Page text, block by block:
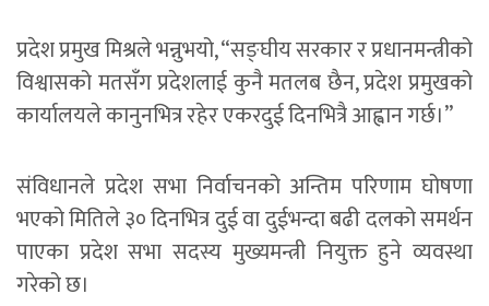
प्रदेश प्रमुख मिश्रले भन्नुभयो, “सङ्घीय सरकार र प्रधानमन्त्रीको
विश्वासको मतसँग प्रदेशलाई कुनै मतलब छैन, प्रदेश प्रमुखको
कार्यालयले कानुनभित्र रहेर एकरदुई दिनभित्रै आह्वान गर्छ।’’
संविधानले प्रदेश सभा निर्वाचनको अन्तिम परिणाम घोषणा
भएको मितिले ३० दिनभित्र दुई वा दुईभन्दा बढी दलको समर्थन
पाएका प्रदेश सभा सदस्य मुख्यमन्त्री नियुक्त हुने व्यवस्था
गरेको छ।